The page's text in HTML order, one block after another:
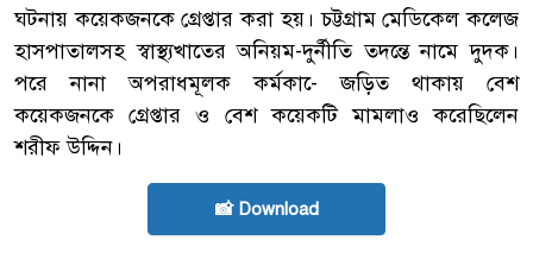
ঘটনায় কয়েকজনকে গ্রেপ্তার করা হয়। চট্টগ্রাম মেডিকেল কলেজ
হাসপাতালসহ স্বাস্থ্যখাতের অনিয়ম-দুর্নীতি তদন্তে নামে দুদক।
পরে নানা অপরাধমূলক কর্মকা-ে জড়িত থাকায় বেশ
কয়েকজনকে গ্রেপ্তার ও বেশ কয়েকটি মামলাও করেছিলেন
শরীফ উদ্দিন।
📸 Download